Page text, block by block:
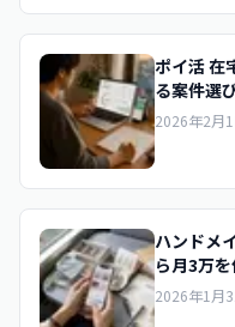
ポイ活 在
る案件選
2026年2月1
ハンドメ
ら月3万
2026年1月